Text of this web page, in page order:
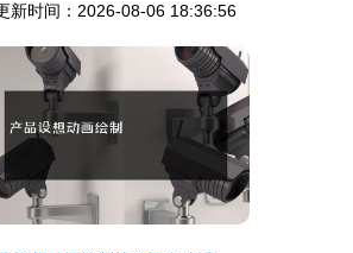
新时间：2026-08-06 18:36:56